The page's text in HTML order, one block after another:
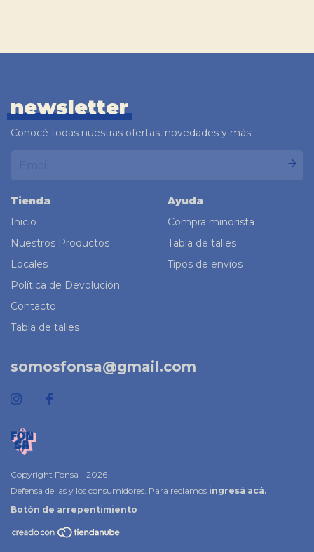
newsletter
Conocé todas nuestras ofertas, novedades y más.
Tienda
Inicio
Nuestros Productos
Locales
Política de Devolución
Contacto
Tabla de talles
Ayuda
Compra minorista
Tabla de talles
Tipos de envíos
somosfonsa@gmail.com
Copyright Fonsa - 2026
Defensa de las y los consumidores. Para reclamos ingresá acá.
Botón de arrepentimiento